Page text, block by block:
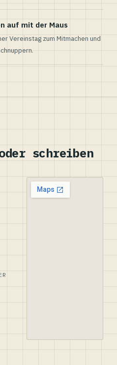
auf mit der Maus
Vereinstag zum Mitmachen und
schreiben